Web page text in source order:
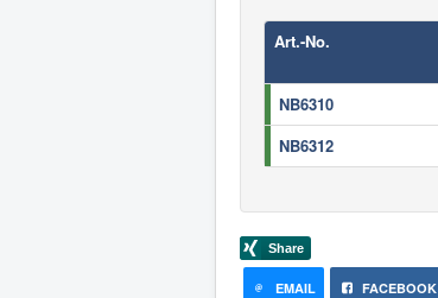
Art.-No.
NB6310
NB6312
EMAIL FACEBOOK